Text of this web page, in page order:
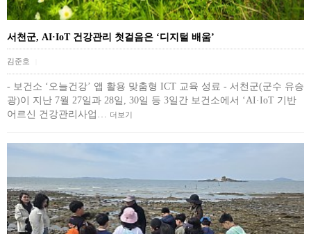
서천군, AI·IoT 건강관리 첫걸음은 ‘디지털 배움’
김준호
- 보건소 ‘오늘건강’ 앱 활용 맞춤형 ICT 교육 성료 - 서천군(군수 유승
광)이 지난 7월 27일과 28일, 30일 등 3일간 보건소에서 ‘AI·IoT 기반
어르신 건강관리사업… 더보기